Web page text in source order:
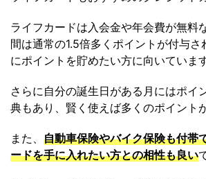
ライフカードは入会金や年会費が無料
間は通常の1.5倍多くポイントが付与さ
にポイントを貯めたい方に向いています
さらに自分の誕生日がある月にはポイ
典もあり、賢く使えば多くのポイント
また、 自動車保険やバイク保険も付帯
ードを手に入れたい方との相性も良い